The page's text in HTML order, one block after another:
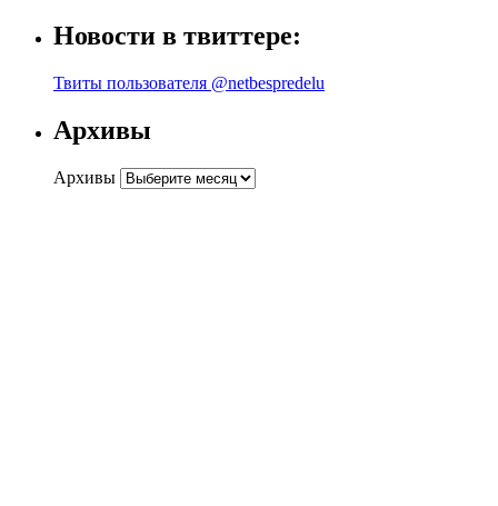
Новости в твиттере:
Твиты пользователя @netbespredelu
Архивы
Архивы